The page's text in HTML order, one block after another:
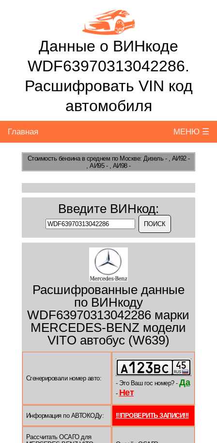
Данные о ВИНкоде
WDF63970313042286.
Расшифровать VIN код
автомобиля
Главная МЕНЮ ☰
Стоимость бензинав среднем по Москве: Дизель - , АИ92 -
, АИ95 - , АИ98 -
Введите ВИНкод:
Расшифрованные данные
по ВИНкоду
WDF63970313042286 марки
MERCEDES-BENZ модели
VITO автобус (W639)
Сгенерировали номер авто:
- Это Ваш гос номер? - Да
- Нет
Информация по АВТОКОДу: !!!ПРОВЕРИТЬ ЗАПИСИ!!!
Рассчитать ОСАГО для